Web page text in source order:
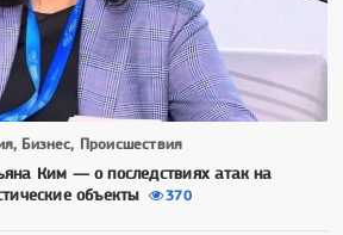
Бизнес, Происшествия
Ким — о последствиях атак на
объекты
370